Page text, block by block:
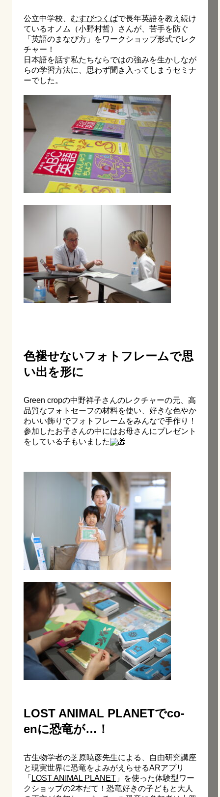
公立中学校、 むすびつくばで長年英語を教え続け
ているオノム（小野村哲）さんが、苦手を防ぐ
「英語のまなび方」をワークショップ形式でレク
チャー！
日本語を話す私たちならではの強みを生かしなが
らの学習方法に、思わず聞き入ってしまうセミナ
ーでした。
色褪せないフォトフレームで思
い出を形に
Green cropの中野祥子さんのレクチャーの元、高
品質なフォトセーフの材料を使い、好きな色やか
わいい飾りでフォトフレームをみんなで手作り！
参加したお子さんの中にはお母さんにプレゼント
をしている子もいました
LOST ANIMAL PLANETでco-
enに恐竜が…！
古生物学者の芝原暁彦先生による、自由研究講座
と現実世界に恐竜をよみがえらせるARアプリ
「 LOST ANIMAL PLANET 」を使った体験型ワー
クショップの2本だて！恐竜好きの子どもと大人